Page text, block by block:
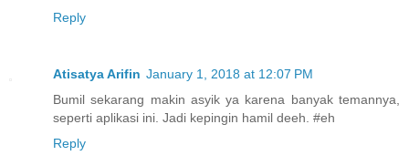
Reply
Atisatya Arifin January 1, 2018 at 12:07 PM
Bumil sekarang makin asyik ya karena banyak temannya,
seperti aplikasi ini. Jadi kepingin hamil deeh. #eh
Reply